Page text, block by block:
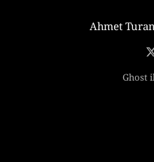
Ahmet
Ghost